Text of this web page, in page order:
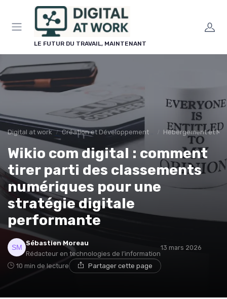
LE FUTUR DU TRAVAIL, MAINTENANT
Digital at work Création et Développement de Sites Web Hébergement et
Wikio com digital : comment
tirer parti des classements
numériques pour une
stratégie digitale
performante
Sébastien Moreau
Rédacteur en technologies de l’information
13 mars 2026
10 min de lecture Partager cette page
Panneau de gestion des cookies